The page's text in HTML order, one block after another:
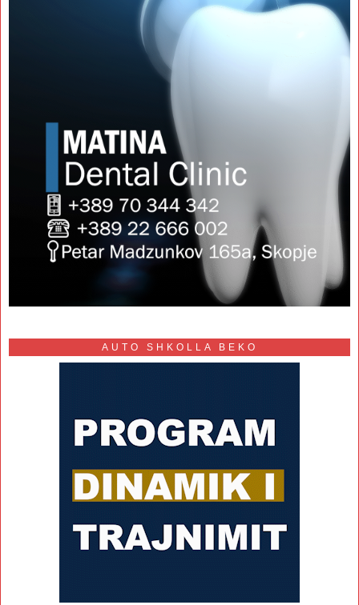
AUTO SHKOLLA BEKO